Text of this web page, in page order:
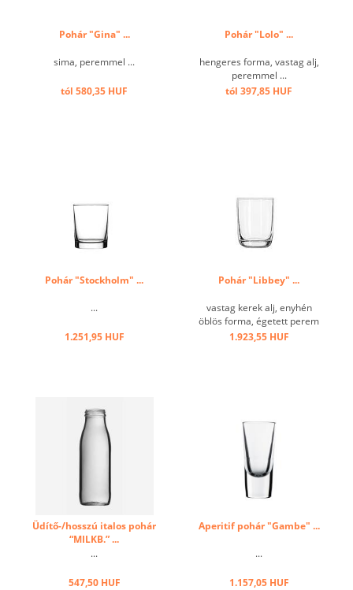
Pohár "Gina" ...
sima, peremmel ...
tól 580,35 HUF
Pohár "Lolo" ...
hengeres forma, vastag alj,
peremmel ...
tól 397,85 HUF
Pohár "Stockholm" ...
...
1.251,95 HUF
Pohár "Libbey" ...
vastag kerek alj, enyhén
öblös forma, égetett perem
...
1.923,55 HUF
Üdítő-/hosszú italos pohár
“MILKB.” ...
...
547,50 HUF
Aperitif pohár "Gambe" ...
...
1.157,05 HUF